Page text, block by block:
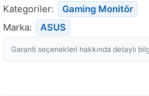
Kategoriler:
Gaming Monitör
Marka:
ASUS
Garanti seçenekleri hakkında detaylı